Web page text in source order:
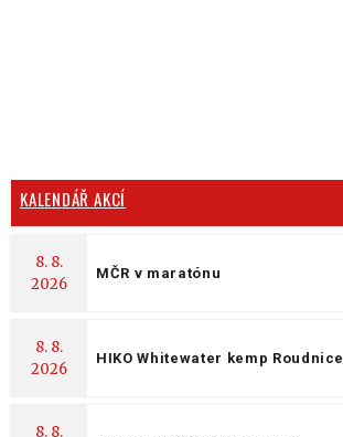
KALENDÁŘ AKCÍ
8. 8.
2026
MČR v maratónu
8. 8.
2026
HIKO Whitewater kemp Roudnice
8. 8.